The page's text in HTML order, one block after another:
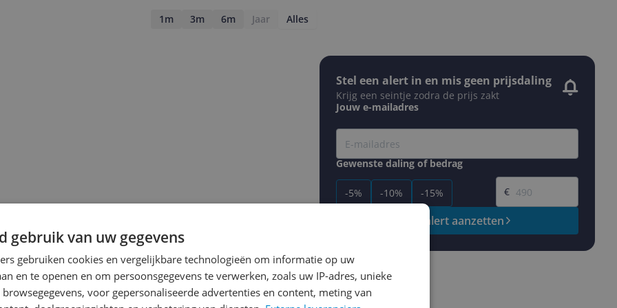
1m 3m 6m Jaar Alles
Stel een alert in en mis geen prijsdaling
Krijg een seintje zodra de prijs zakt
Jouw e-mailadres
Gewenste daling of bedrag
-5% -10% -15%
Gewenste prijs
€
Prijsalert aanzetten
gebruik van uw gegevens
gebruiken cookies en vergelijkbare technologieën om informatie op uw
en te openen en om persoonsgegevens te verwerken, zoals uw IP-adres, unieke
voor gepersonaliseerde advertenties en content, meting van